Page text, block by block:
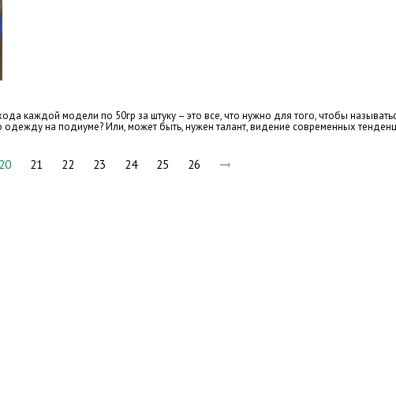
каждой модели по 50гр за штуку – это все, что нужно для того, чтобы
на подиуме? Или, может быть, нужен талант, видение современных
20 21 22 23 24 25 26